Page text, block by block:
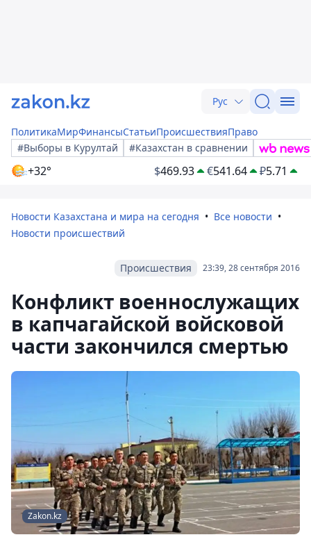
Рус
ПолитикаМирФинансыСтатьиПроисшествияПраво
#Выборы в Курултай
#Казахстан в сравнении
+32° $469.93 €541.64 ₽5.71
Новости Казахстана и мира на сегодня
Все новости
Новости происшествий
23:39, 28 сентября 2016
Происшествия
Конфликт военнослужащих
в капчагайской войсковой
части закончился смертью
Zakon.kz